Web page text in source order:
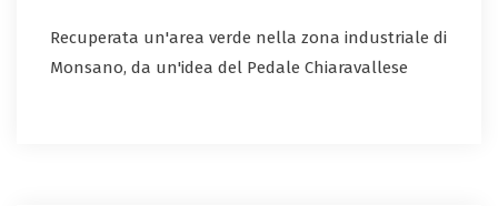
Recuperata un'area verde nella zona industriale di
Monsano, da un'idea del Pedale Chiaravallese